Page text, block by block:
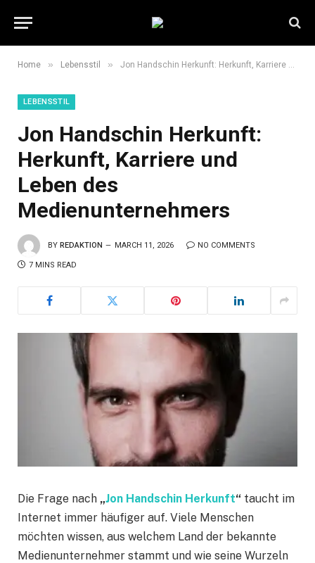
Home » Lebensstil » Jon Handschin Herkunft: Herkunft, Karriere und Leben des Medienunternehmers
LEBENSSTIL
Jon Handschin Herkunft:
Herkunft, Karriere und
Leben des
Medienunternehmers
BY REDAKTION MARCH 11, 2026 NO COMMENTS
7 MINS READ
Die Frage nach „Jon Handschin Herkunft“ taucht im
Internet immer häufiger auf. Viele Menschen
möchten wissen, aus welchem Land der bekannte
Medienunternehmer stammt und wie seine Wurzeln